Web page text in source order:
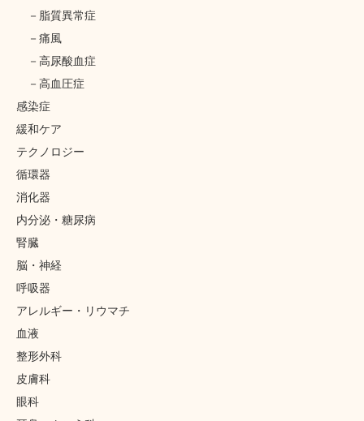
脂質異常症
痛風
高尿酸血症
高血圧症
感染症
緩和ケア
テクノロジー
循環器
消化器
内分泌・糖尿病
腎臓
脳・神経
呼吸器
アレルギー・リウマチ
血液
整形外科
皮膚科
眼科